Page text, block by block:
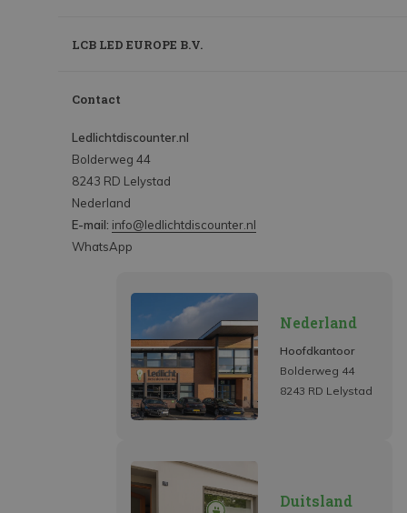
LCB LED EUROPE B.V.
Contact
Ledlichtdiscounter.nl
Bolderweg 44
8243 RD Lelystad
Nederland
E-mail: info@ledlichtdiscounter.nl
WhatsApp
Nederland
Hoofdkantoor
Bolderweg 44
8243 RD Lelystad
Duitsland